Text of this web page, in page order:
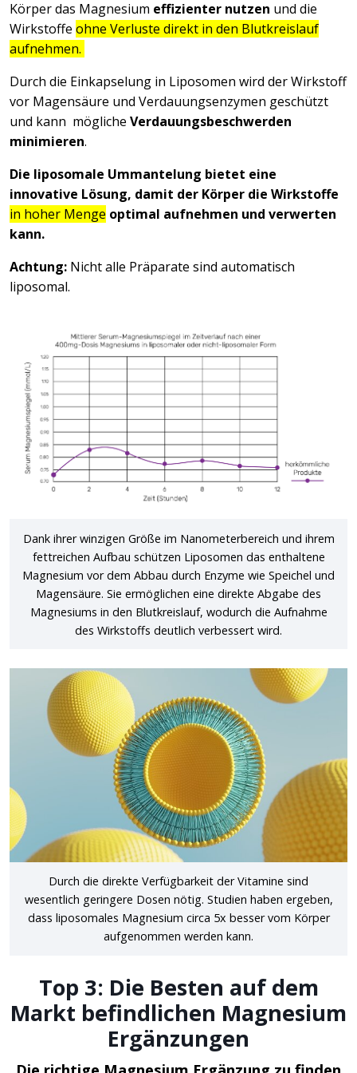
Körper das Magnesium effizienter nutzen und die
Wirkstoffe ohne Verluste direkt in den Blutkreislauf
aufnehmen.
Durch die Einkapselung in Liposomen wird der Wirkstoff
vor Magensäure und Verdauungsenzymen geschützt
und kann mögliche Verdauungsbeschwerden
minimieren.
Die liposomale Ummantelung bietet eine
innovative Lösung, damit der Körper die Wirkstoffe
in hoher Menge optimal aufnehmen und verwerten
kann.
Achtung: Nicht alle Präparate sind automatisch
liposomal.
Dank ihrer winzigen Größe im Nanometerbereich und ihrem
fettreichen Aufbau schützen Liposomen das enthaltene
Magnesium vor dem Abbau durch Enzyme wie Speichel und
Magensäure. Sie ermöglichen eine direkte Abgabe des
Magnesiums in den Blutkreislauf, wodurch die Aufnahme
des Wirkstoffs deutlich verbessert wird.
Durch die direkte Verfügbarkeit der Vitamine sind
wesentlich geringere Dosen nötig. Studien haben ergeben,
dass liposomales Magnesium circa 5x besser vom Körper
aufgenommen werden kann.
Top 3: Die Besten auf dem
Markt befindlichen Magnesium
Ergänzungen